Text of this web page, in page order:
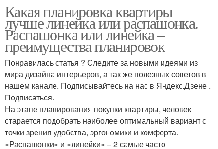
Какая планировка квартиры
лучше линейка или распашонка.
Распашонка или линейка –
преимущества планировок
Понравилась статья ? Следите за новыми идеями из
мира дизайна интерьеров, а так же полезных советов в
нашем канале. Подписывайтесь на нас в Яндекс.Дзене .
Подписаться.
На этапе планирования покупки квартиры, человек
старается подобрать наиболее оптимальный вариант с
точки зрения удобства, эргономики и комфорта.
«Распашонки» и «линейки» – 2 самые часто